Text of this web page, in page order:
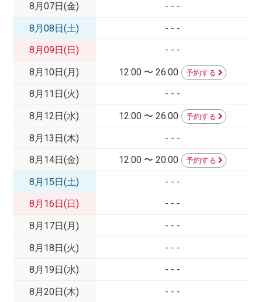
8月07日(金)
- - -
8月08日(土)
- - -
8月09日(日)
- - -
8月10日(月)
12:00 〜 26:00 予約する
8月11日(火)
- - -
8月12日(水)
12:00 〜 26:00 予約する
8月13日(木)
- - -
8月14日(金)
12:00 〜 20:00 予約する
8月15日(土)
- - -
8月16日(日)
- - -
8月17日(月)
- - -
8月18日(火)
- - -
8月19日(水)
- - -
8月20日(木)
- - -